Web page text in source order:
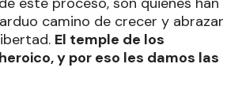
camino de crecer y abrazar
El temple de los
y por eso les damos las